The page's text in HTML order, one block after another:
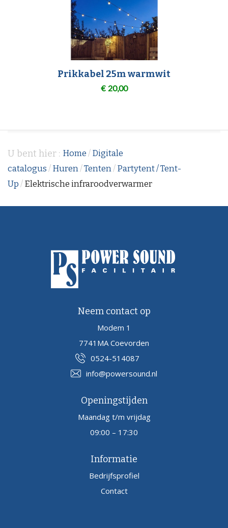
Prikkabel 25m warmwit
€ 20,00
U bent hier : Home / Digitale
catalogus / Huren /Tenten / Partytent / Tent-
Up / Elektrische infraroodverwarmer
Neem contact op
Modem 1
7741MA Coevorden
0524-514087
info@powersound.nl
Openingstijden
Maandag t/m vrijdag
09:00 – 17:30
Informatie
Bedrijfsprofiel
Contact